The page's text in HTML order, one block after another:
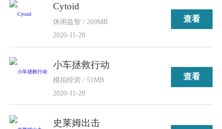
Cytoid
休闲益智 / 269MB
2020-11-20
查看
小车拯救行动
模拟经营 / 51MB
2020-11-20
查看
史莱姆出击